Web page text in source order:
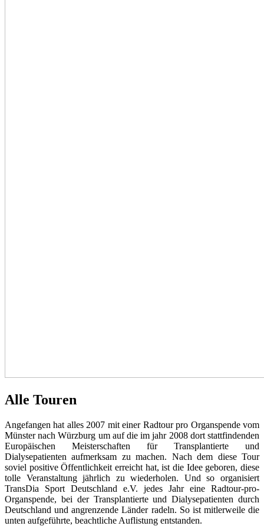
Alle Touren
Angefangen hat alles 2007 mit einer Radtour pro Organspende vom
Münster nach Würzburg um auf die im jahr 2008 dort stattfindenden
Europäischen Meisterschaften für Transplantierte und
Dialysepatienten aufmerksam zu machen. Nach dem diese Tour
soviel positive Öffentlichkeit erreicht hat, ist die Idee geboren, diese
tolle Veranstaltung jährlich zu wiederholen. Und so organisiert
TransDia Sport Deutschland e.V. jedes Jahr eine Radtour-pro-
Organspende, bei der Transplantierte und Dialysepatienten durch
Deutschland und angrenzende Länder radeln. So ist mitlerweile die
unten aufgeführte, beachtliche Auflistung entstanden.